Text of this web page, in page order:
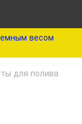
весом
для полива